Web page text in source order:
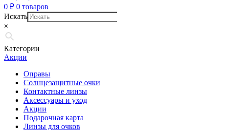
0 ₽ 0 товаров
Искать
×
Категории
Акции
Оправы
Солнцезащитные очки
Контактные линзы
Аксессуары и уход
Акции
Подарочная карта
Линзы для очков